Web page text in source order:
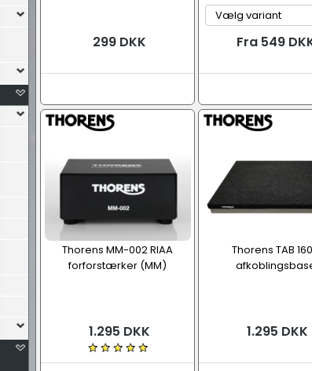
299 DKK Fra 549
Thorens MM-002 RIAA
forforstærker (MM)
1.295 DKK
Thorens TAB
1.295 DKK